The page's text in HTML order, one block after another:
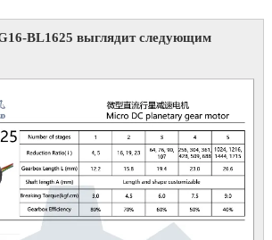
BL1625 выглядит следующим